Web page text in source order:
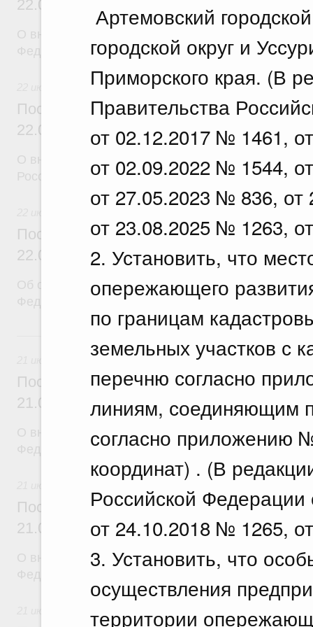
Артемовский
городской округ и
Приморского края. (В
Правительства
от 02.12.2017 № 1461,
от 02.09.2022 № 1544,
от 27.05.2023 № 836,
от 23.08.2025 № 1263,
2. Установить, что
опережающего
по границам
земельных участков с
перечню согласно
линиям, соединяющим
согласно приложению
координат) . (В
Российской
от 24.10.2018 № 1265,
3. Установить, что
осуществления
территории
22.07.2026 г. № 924
Федерации от 28 марта 2026 г. № 329
Постановление Правительства
22.07.2026 г. № 925
О внесении изменений в некоторые акты
Российской Федерации
Постановление Правительства
22.07.2026 г. № 922
Об особенностях применения положений
Федерации в сфере водоснабжения и
Постановление Правительства
21.07.2026 г. № 917
О внесении изменений в постановление
Федерации от 27 октября 2021 г. № 1838
Постановление Правительства
21.07.2026 г. № 916
О внесении изменений в постановление